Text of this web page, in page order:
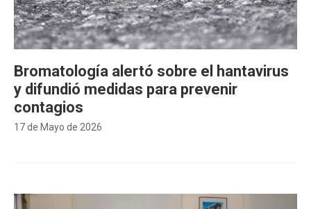
17 de Mayo de 2026
Bromatología alertó sobre el hantavirus
y difundió medidas para prevenir
contagios